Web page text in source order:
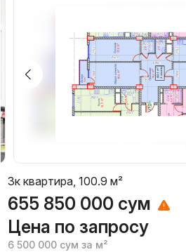
3к квартира, 100.9 м²
655 850 000 сум
Цена по запросу
6 500 000 сум за м²